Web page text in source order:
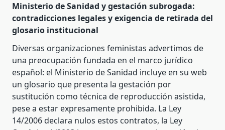
Ministerio de Sanidad y gestación subrogada:
contradicciones legales y exigencia de retirada del
glosario institucional
Diversas organizaciones feministas advertimos de
una preocupación fundada en el marco jurídico
español: el Ministerio de Sanidad incluye en su web
un glosario que presenta la gestación por
sustitución como técnica de reproducción asistida,
pese a estar expresamente prohibida. La Ley
14/2006 declara nulos estos contratos, la Ley